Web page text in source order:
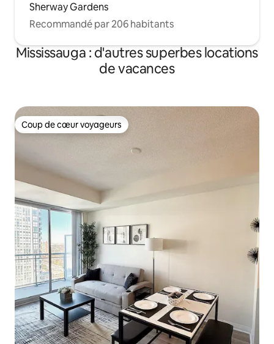
Sherway Gardens
Recommandé par 206 habitants
Mississauga : d'autres superbes locations
de vacances
Coup de cœur voyageurs
Coup de cœur voyageurs